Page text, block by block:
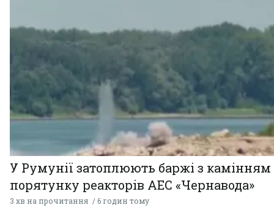
У Румунії затоплюють баржі з
порятунку реакторів АЕС «Чернавода»
3 хв на прочитання 6 годин тому